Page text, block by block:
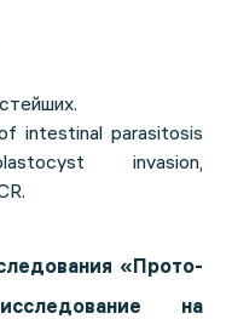
intestinal parasitosis
invasion,
«Прото-
на